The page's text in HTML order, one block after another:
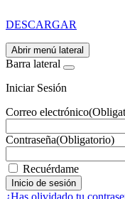
DESCARGAR
Abrir menú lateral
Barra lateral
Iniciar Sesión
Correo electrónico
Contraseña(Obligatorio)
Recuérdame